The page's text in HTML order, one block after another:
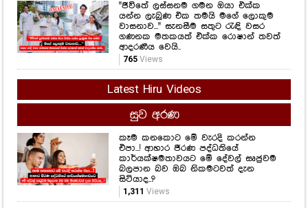
"ජීවිතේ ලස්සනම ගමන ඔයා එක්ක
යන්න ලැබුණ එක තමයි මගේ ලොකුම
වාසනාව..." සැනසීම සතුට රැඳි වසර
ගණනක මතකයත් එක්ක රොෂාන් තවත්
ආදරණීය වෙයි..
765Views
Latest Hiru Videos
සුව අරණ
කෑම කනකොට මේ වැරදි කරන්න
එපා...! ආහාර ජීරණ පද්ධතියේ
කාර්යක්ෂමතාවයට මේ දේවල් සෘජුවම
බලපාන බව ඔබ නිකමටවත් දැන
සිටියාද..?
1,311 Views